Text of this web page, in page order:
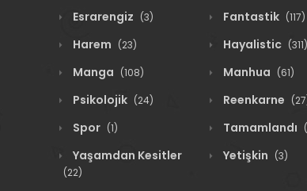
Esrarengiz (3) Fantastik (117)
Harem (23) Hayalistic (311)
Manga (108) Manhua (61)
Psikolojik (24) Reenkarne
Spor (1) Tamamlandı
Yaşamdan Kesitler
(22)
Yetişkin (3)